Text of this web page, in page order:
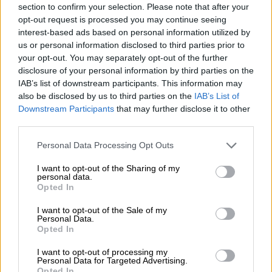
section to confirm your selection. Please note that after your
opt-out request is processed you may continue seeing
interest-based ads based on personal information utilized by
us or personal information disclosed to third parties prior to
your opt-out. You may separately opt-out of the further
disclosure of your personal information by third parties on the
IAB’s list of downstream participants. This information may
also be disclosed by us to third parties on the IAB’s List of
Downstream Participants that may further disclose it to other
Please note that this website/app uses one or more Google
not limited to your visit or usage behaviour. You may click to
grant or deny consent to Google and its third-party tags to
use your data for below specified purposes in below Google
consent section.
Personal Data Processing Opt Outs
I want to opt-out of the Sharing of my
personal data.
Opted In
I want to opt-out of the Sale of my
Personal Data.
Opted In
I want to opt-out of processing my
Personal Data for Targeted Advertising.
φτάσουμε στην αποστολή μας ως λαός. Δεν
κατάφερε να μας ενώσει και να φέρει πίσω
το σύνολο της γης που κατακτήθηκε και να
διευκολύνει την επιστροφή των προσφύγων.
Κατηγορούμε τα Ηνωμένα Αραβικά Εμιράτα
που αναγνώρισαν το Ισραήλ, αλλά ήμασταν οι
πρώτοι που το έκαναν, τότε».